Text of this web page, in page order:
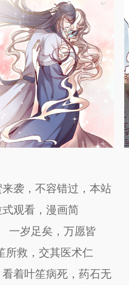
袭，不容错过，本站
观看，漫画简
一岁足矣，万愿皆
所救，交其医术仁
着叶笙病死，药石无